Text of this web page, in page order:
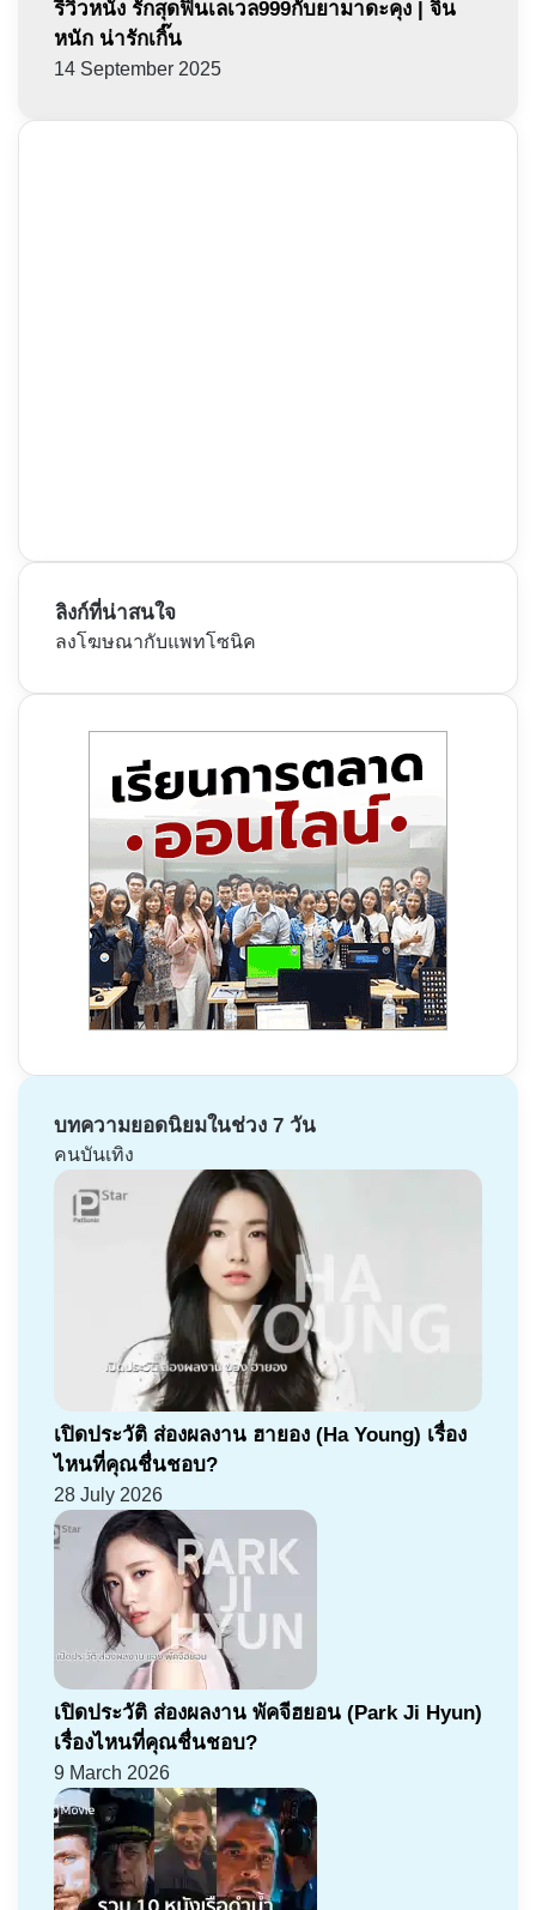
รีวิวหนัง รักสุดฟินเลเวล999กับยามาดะคุง | จิ้น
หนัก น่ารักเกิ๊น
14 September 2025
ลิงก์ที่น่าสนใจ
ลงโฆษณากับแพทโซนิค
บทความยอดนิยมในช่วง 7 วัน
คนบันเทิง
เปิดประวัติ ส่องผลงาน ฮายอง (Ha Young) เรื่อง
ไหนที่คุณชื่นชอบ?
28 July 2026
เปิดประวัติ ส่องผลงาน พัคจีฮยอน (Park Ji Hyun)
เรื่องไหนที่คุณชื่นชอบ?
9 March 2026